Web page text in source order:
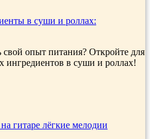
в суши и роллах:
свой опыт питания? Откройте для
ингредиентов в суши и роллах!
гитаре лёгкие мелодии